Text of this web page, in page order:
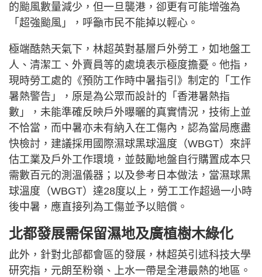
的颱風數量減少，但一旦襲港，卻更有可能增強為
「超強颱風」，呼籲市民不能掉以輕心。
極端酷熱天氣下，林超英對基層戶外勞工，如地盤工
人、清潔工、外賣員等的處境表示極度擔憂。他指，
現時勞工處的《預防工作時中暑指引》制定的「工作
暑熱警告」，原是為公眾而設計的「香港暑熱指
數」，未能準確反映戶外曝曬的真實情況，技術上並
不恰當，而中暑亦未有納入在工傷內，認為當局應盡
快檢討，建議採用國際濕球黑球溫度（WBGT）來評
估工業及戶外工作環境，並鼓勵地盤自行購置成本只
需數百元的測溫儀器；以及參考日本做法，當濕球黑
球溫度（WBGT）達28度以上，勞工工作超過一小時
後中暑，應直接列為工傷並予以賠償。
北都發展需保留濕地及廣植樹木綠化
此外，針對北部都會區的發展，林超英引述科技大學
研究指，元朗至粉嶺、上水一帶是全港最熱的地區。